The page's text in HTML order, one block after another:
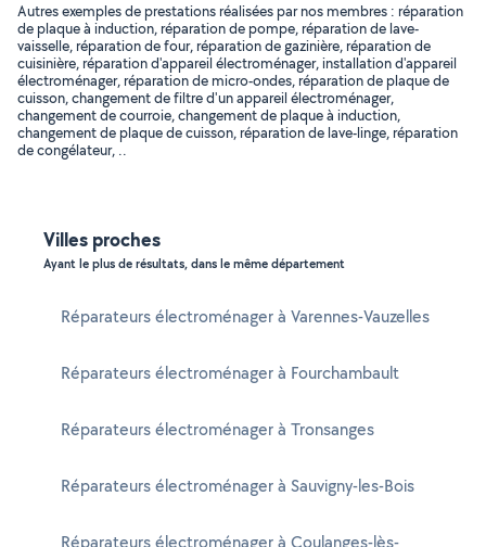
Autres exemples de prestations réalisées par nos membres : réparation
de plaque à induction, réparation de pompe, réparation de lave-
vaisselle, réparation de four, réparation de gazinière, réparation de
cuisinière, réparation d'appareil électroménager, installation d'appareil
électroménager, réparation de micro-ondes, réparation de plaque de
cuisson, changement de filtre d'un appareil électroménager,
changement de courroie, changement de plaque à induction,
changement de plaque de cuisson, réparation de lave-linge, réparation
de congélateur, ..
Villes proches
Ayant le plus de résultats, dans le même département
Réparateurs électroménager à Varennes-Vauzelles
Réparateurs électroménager à Fourchambault
Réparateurs électroménager à Tronsanges
Réparateurs électroménager à Sauvigny-les-Bois
Réparateurs électroménager à Coulanges-lès-